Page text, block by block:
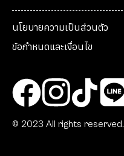
นโยบายความเป็นส่วนตัว
ข้อกำหนดและเงื่อนไข
© 2023 All rights reserved.